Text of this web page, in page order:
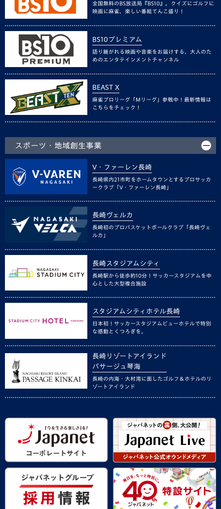
全国無料のBS放送局『BS10』。クイズにゴルフに
映画に麻雀、楽しい番組てんこ盛り！
BS10プレミアム
語り継がれる映画や音楽をお届けする、大人のた
めのエンタテインメントチャンネル
BEAST X
麻雀プロリーグ「Mリーグ」参戦中！最新情報は
こちらをチェック！
スポーツ・地域創生事業
V・ファーレン長崎
長崎県内21市町をホームタウンとするプロサッカ
ークラブ「V・ファーレン長崎」
長崎ヴェルカ
長崎初のプロバスケットボールクラブ「長崎ヴェ
ルカ」
長崎スタジアムシティ
長崎駅から徒歩約10分！サッカースタジアムを中
心とした大型複合施設
スタジアムシティホテル長崎
日本初！サッカースタジアムビューホテルで特別
な感動とくつろぎを。
長崎リゾートアイランド
パサージュ琴海
長崎の内海・大村湾に面したゴルフ＆ホテルのリ
ゾートアイランド